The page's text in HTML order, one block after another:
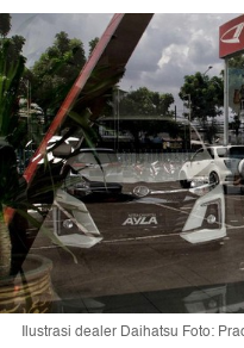
Ilustrasi dealer Daihatsu Foto: